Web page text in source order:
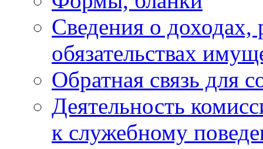
Сведения о доходах,
обязательствах
Обратная связь для
Деятельность
к служебному